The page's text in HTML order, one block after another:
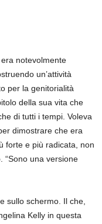
notevolmente
un’attività
per la genitorialità
della sua vita che
di tutti i tempi. Voleva
dimostrare che era
forte e più radicata, non
“Sono una versione
sullo schermo. Il che,
Kelly in questa